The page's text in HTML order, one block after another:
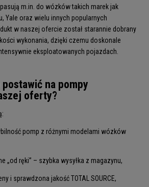
m.in. do wózków takich marek jak
Yale oraz wielu innych popularnych
w naszej ofercie został starannie dobrany
wykonania, dzięki czemu doskonale
eksploatowanych pojazdach.
na pompy
oferty?
pomp z różnymi modelami wózków
„od ręki” – szybka wysyłka z magazynu,
i sprawdzona jakość TOTAL SOURCE,